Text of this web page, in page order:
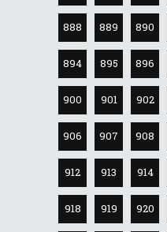
888 889 890
894 895 896
900 901 902
906 907 908
912 913 914
918 919 920